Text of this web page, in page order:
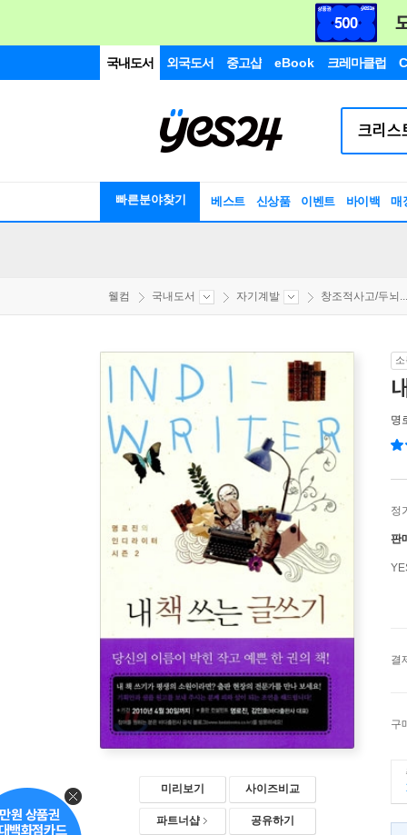
국내도서 외국도서 중고샵 eBook 크레마클럽
빠른분야찾기 베스트 신상품 이벤트 바이백 매
웰컴 국내도서 자기계발 창조적사고/두뇌...
미리보기 사이즈비교
파트너샵 공유하기
명
정
판
결
구